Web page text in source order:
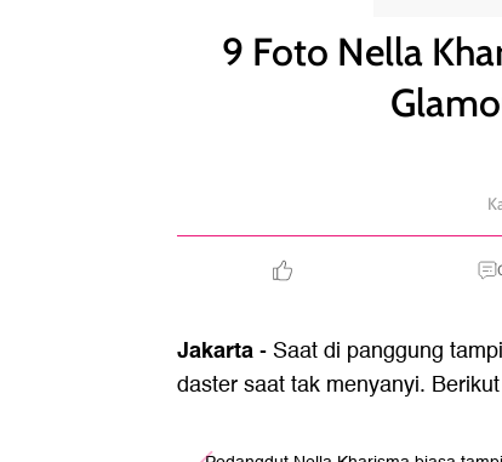
9 Foto Nella
Jakarta- Saat di panggung
daster saat tak menyanyi.